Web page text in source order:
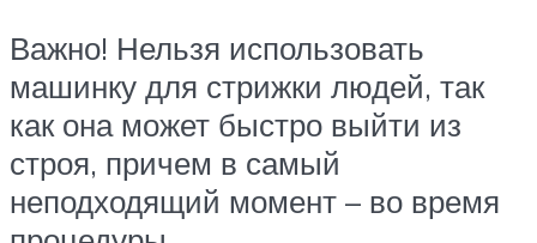
Важно! Нельзя использовать
машинку для стрижки людей, так
как она может быстро выйти из
строя, причем в самый
неподходящий момент – во время